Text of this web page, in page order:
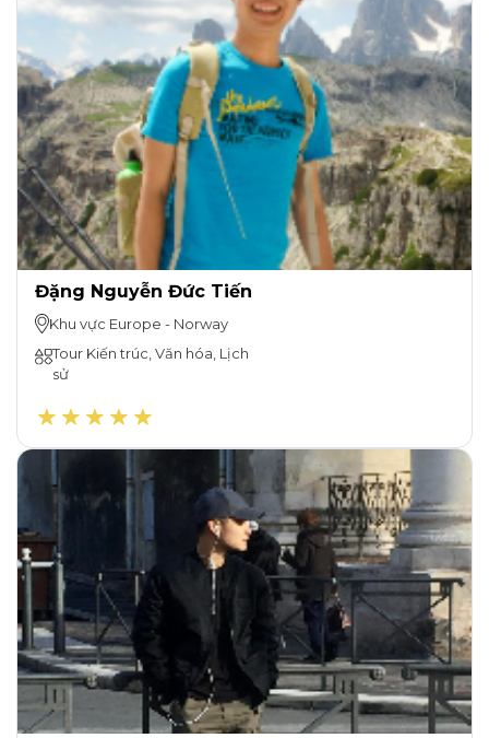
Đặng Nguyễn Đức Tiến
Khu vực Europe - Norway
Tour Kiến trúc, Văn hóa, Lịch
sử